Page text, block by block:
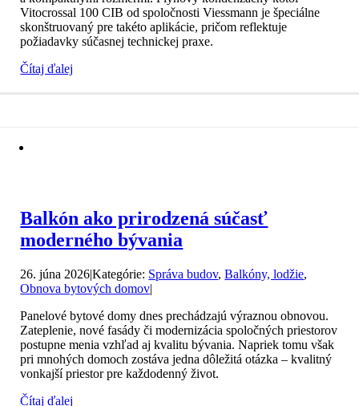
Vitocrossal 100 CIB od spoločnosti Viessmann je špeciálne
skonštruovaný pre takéto aplikácie, pričom reflektuje
požiadavky súčasnej technickej praxe.
Čítaj ďalej
Balkón ako prirodzená súčasť
moderného bývania
26. júna 2026|Kategórie: Správa budov,Balkóny, lodžie,
Obnova bytových domov|
Panelové bytové domy dnes prechádzajú výraznou obnovou.
Zateplenie, nové fasády či modernizácia spoločných priestorov
postupne menia vzhľad aj kvalitu bývania. Napriek tomu však
pri mnohých domoch zostáva jedna dôležitá otázka – kvalitný
vonkajší priestor pre každodenný život.
Čítaj ďalej